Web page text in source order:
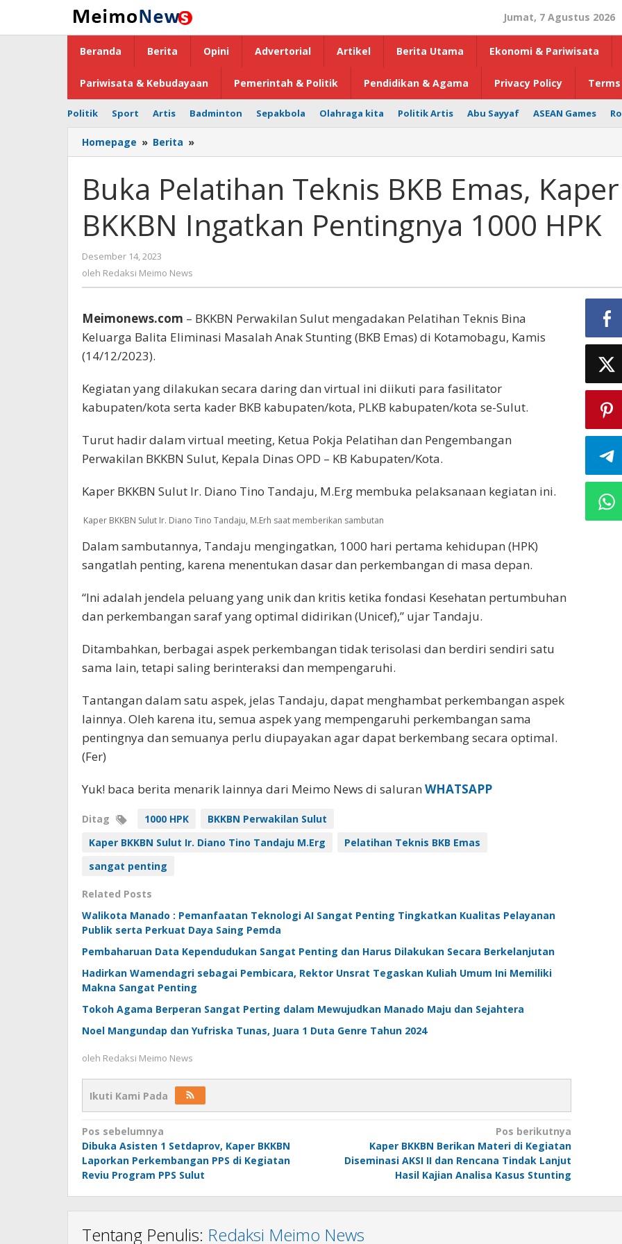
konten
Jumat, 7 Agustus 2026
Beranda Berita Opini Advertorial Artikel Berita Utama Ekonomi & Pariwisata
Pariwisata & Kebudayaan Pemerintah & Politik Pendidikan & Agama Privacy Policy
Politik Sport Artis Badminton Sepakbola Olahraga kita Politik Artis Abu Sayyaf ASEAN Games
Homepage » Berita »
Pelatihan
BKB
Emas,
BKKBN
Ingatkan
HPK
Buka Pelatihan Teknis BKB Emas, Kaper
BKKBN Ingatkan Pentingnya 1000 HPK
Desember 14, 2023
Redaksi
oleh Redaksi Meimo News
Meimonews.com – BKKBN Perwakilan Sulut mengadakan Pelatihan Teknis Bina
Keluarga Balita Eliminasi Masalah Anak Stunting (BKB Emas) di Kotamobagu, Kamis
(14/12/2023).
Kegiatan yang dilakukan secara daring dan virtual ini diikuti para fasilitator
kabupaten/kota serta kader BKB kabupaten/kota, PLKB kabupaten/kota se-Sulut.
Turut hadir dalam virtual meeting, Ketua Pokja Pelatihan dan Pengembangan
Perwakilan BKKBN Sulut, Kepala Dinas OPD – KB Kabupaten/Kota.
Kaper BKKBN Sulut Ir. Diano Tino Tandaju, M.Erg membuka pelaksanaan kegiatan ini.
Kaper BKKBN Sulut Ir. Diano Tino Tandaju, M.Erh saat memberikan sambutan
Dalam sambutannya, Tandaju mengingatkan, 1000 hari pertama kehidupan (HPK)
sangatlah penting, karena menentukan dasar dan perkembangan di masa depan.
“Ini adalah jendela peluang yang unik dan kritis ketika fondasi Kesehatan pertumbuhan
dan perkembangan saraf yang optimal didirikan (Unicef),” ujar Tandaju.
Ditambahkan, berbagai aspek perkembangan tidak terisolasi dan berdiri sendiri satu
sama lain, tetapi saling berinteraksi dan mempengaruhi.
Tantangan dalam satu aspek, jelas Tandaju, dapat menghambat perkembangan aspek
lainnya. Oleh karena itu, semua aspek yang mempengaruhi perkembangan sama
pentingnya dan semuanya perlu diupayakan agar dapat berkembang secara optimal.
(Fer)
Yuk! baca berita menarik lainnya dari Meimo News di saluran WHATSAPP
Ditag 1000 HPK
BKKBN Perwakilan Sulut
Kaper BKKBN Sulut Ir. Diano Tino Tandaju M.Erg
Pelatihan Teknis BKB Emas
sangat penting
Related Posts
Walikota Manado : Pemanfaatan Teknologi AI Sangat Penting Tingkatkan Kualitas Pelayanan
Publik serta Perkuat Daya Saing Pemda
Pembaharuan Data Kependudukan Sangat Penting dan Harus Dilakukan Secara Berkelanjutan
Hadirkan Wamendagri sebagai Pembicara, Rektor Unsrat Tegaskan Kuliah Umum Ini Memiliki
Makna Sangat Penting
Tokoh Agama Berperan Sangat Perting dalam Mewujudkan Manado Maju dan Sejahtera
Noel Mangundap dan Yufriska Tunas, Juara 1 Duta Genre Tahun 2024
oleh Redaksi Meimo News
Ikuti Kami Pada
Navigasi
pos
Pos sebelumnya
Dibuka Asisten 1 Setdaprov, Kaper BKKBN
Laporkan Perkembangan PPS di Kegiatan
Reviu Program PPS Sulut
Pos berikutnya
Kaper BKKBN Berikan Materi di Kegiatan
Diseminasi AKSI II dan Rencana Tindak Lanjut
Hasil Kajian Analisa Kasus Stunting
Tentang Penulis: Redaksi Meimo News